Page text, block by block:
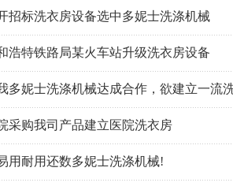
招标洗衣房设备选中多妮士洗涤机械
浩特铁路局某火车站升级洗衣房设备
多妮士洗涤机械达成合作，欲建立一流
采购我司产品建立医院洗衣房
用耐用还数多妮士洗涤机械!